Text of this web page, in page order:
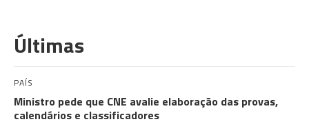
Últimas
PAÍS
Ministro pede que CNE avalie elaboração das provas,
calendários e classificadores